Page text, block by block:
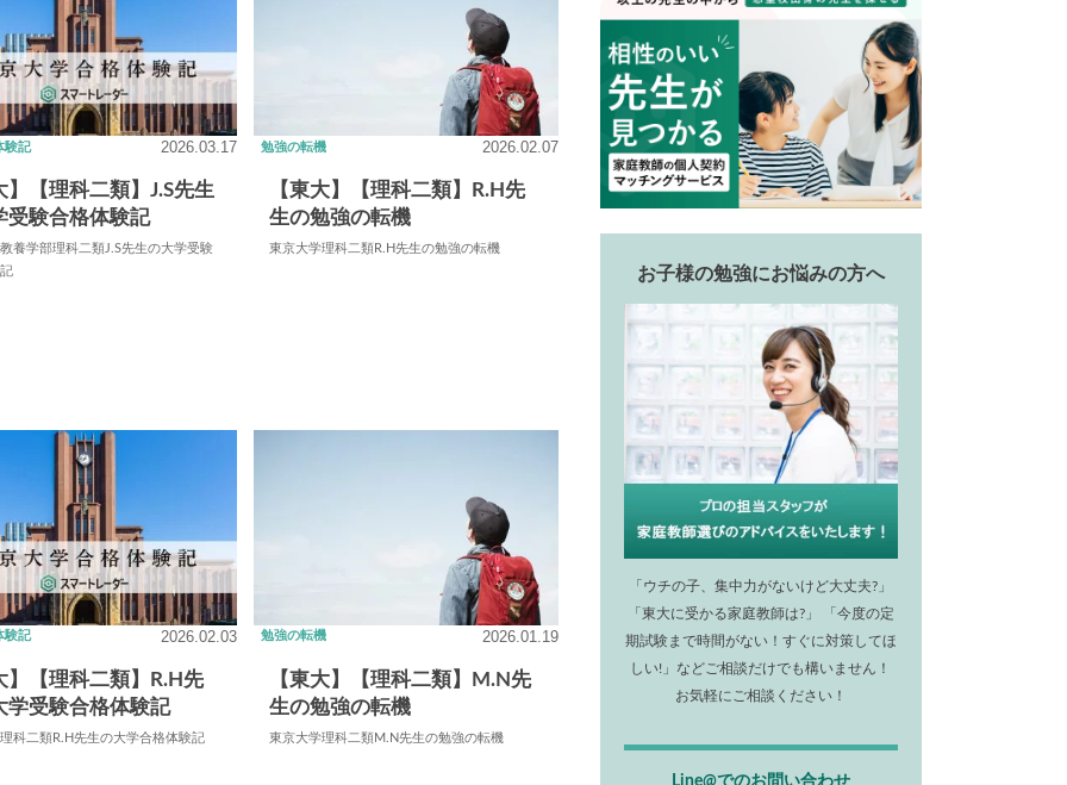
験記 2026.03.17
】【理科二類】J.S先生
受験合格体験記
養学部理科二類J.S先生の大学受験
勉強の転機 2026.02.07
【東大】【理科二類】R.H先
生の勉強の転機
東京大学理科二類R.H先生の勉強の転機
験記 2026.02.03
】【理科二類】R.H先
学受験合格体験記
科二類R.H先生の大学合格体験記
勉強の転機 2026.01.19
【東大】【理科二類】M.N先
生の勉強の転機
東京大学理科二類M.N先生の勉強の転機
お子様の勉強にお悩みの方へ
「ウチの子、集中力がないけど大丈夫?」
「東大に受かる家庭教師は?」 「今度の定
期試験まで時間がない！すぐに対策してほ
しい!」などご相談だけでも構いません！
お気軽にご相談ください！
Line@でのお問い合わせ